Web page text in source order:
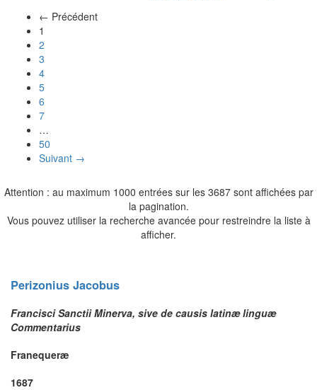
← Précédent
1
2
3
4
5
6
7
…
50
Suivant →
Attention : au maximum 1000 entrées sur les 3687 sont affichées par
la pagination.
Vous pouvez utiliser la recherche avancée pour restreindre la liste à
afficher.
Perizonius Jacobus
Francisci Sanctii Minerva, sive de causis latinæ linguæ
Commentarius
Franequeræ
1687